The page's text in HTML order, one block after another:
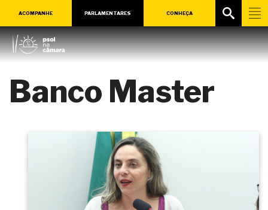
ACOMPANHE PARLAMENTARES CONHEÇA
Banco Master